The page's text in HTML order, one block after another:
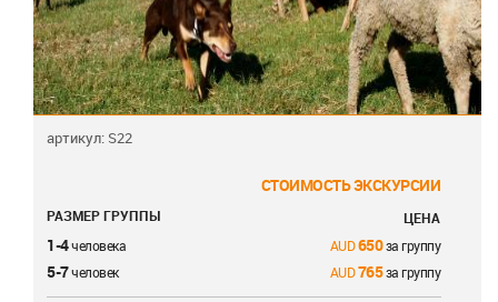
артикул: S22
СТОИМОСТЬ ЭКСКУРСИИ
РАЗМЕР ГРУППЫ ЦЕНА
1-4человека 650за группу
5-7человек 765за группу